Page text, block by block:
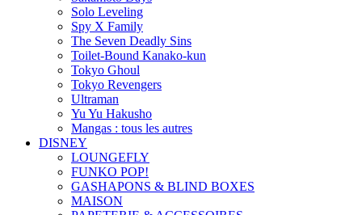
Solo Leveling
Spy X Family
The Seven Deadly Sins
Toilet-Bound Kanako-kun
Tokyo Ghoul
Tokyo Revengers
Ultraman
Yu Yu Hakusho
Mangas : tous les autres
DISNEY
LOUNGEFLY
FUNKO POP!
GASHAPONS & BLIND BOXES
MAISON